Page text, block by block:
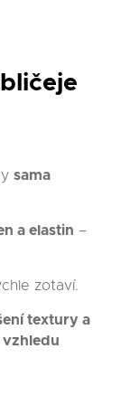
sama
a elastin –
zotaví.
textury a
vzhledu